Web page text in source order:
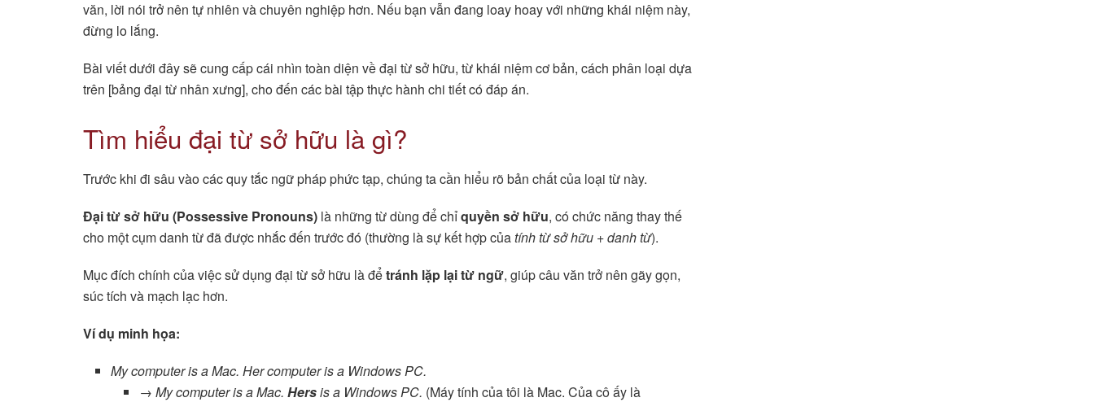
văn, lời nói trở nên tự nhiên và chuyên nghiệp hơn. Nếu bạn vẫn đang loay hoay với những khái niệm này,
đừng lo lắng.
Bài viết dưới đây sẽ cung cấp cái nhìn toàn diện về đại từ sở hữu, từ khái niệm cơ bản, cách phân loại dựa
trên [bảng đại từ nhân xưng], cho đến các bài tập thực hành chi tiết có đáp án.
Tìm hiểu đại từ sở hữu là gì?
Trước khi đi sâu vào các quy tắc ngữ pháp phức tạp, chúng ta cần hiểu rõ bản chất của loại từ này.
Đại từ sở hữu (Possessive Pronouns) là những từ dùng để chỉquyền sở hữu, có chức năng thay thế
cho một cụm danh từ đã được nhắc đến trước đó (thường là sự kết hợp củatính từ sở hữu + danh từ).
Mục đích chính của việc sử dụng đại từ sở hữu là đểtránh lặp lại từ ngữ, giúp câu văn trở nên gãy gọn,
súc tích và mạch lạc hơn.
Ví dụ minh họa:
My computer is a Mac. Her computer is a Windows PC.
→ My computer is a Mac. Hersis a Windows PC. (Máy tính của tôi là Mac. Của cô ấy là